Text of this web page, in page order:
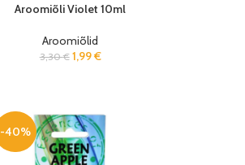
Aroomiõli Violet 10ml
Aroomiõlid
3,30€ 1,99€
-40%